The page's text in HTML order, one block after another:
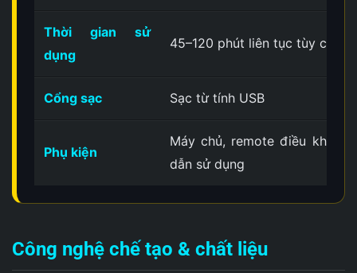
Thời gian sử
dụng
45–120 phút liên tục tùy
Cổng sạc Sạc từ tính USB
Phụ kiện
Máy chủ, remote điều khiển
dẫn sử dụng
Công nghệ chế tạo & chất liệu